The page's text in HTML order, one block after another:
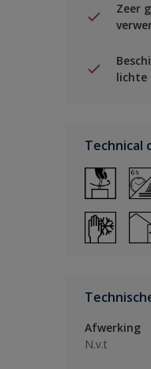
Zeer
lichte
Technical
Afwerking
N.v.t